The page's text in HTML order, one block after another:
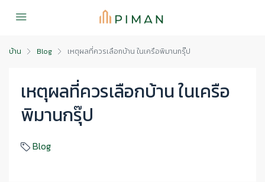
บ้าน Blog เหตุผลที่ควรเลือกบ้าน ในเครือพิมานกรุ๊ป
เหตุผลที่ควรเลือกบ้าน ในเครือ
พิมานกรุ๊ป
Blog